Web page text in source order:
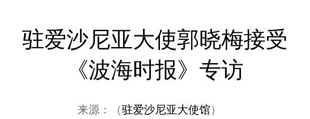
驻爱沙尼亚大使郭晓梅接受
《波海时报》专访
来源：（驻爱沙尼亚大使馆）